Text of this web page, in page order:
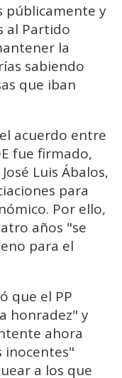
públicamente y
al Partido
la
sabiendo
que iban
acuerdo entre
fue firmado,
Luis Ábalos,
para
Por ello,
años "se
para el
que el PP
honradez" y
ahora
inocentes"
a los que